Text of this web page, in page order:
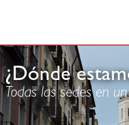
¿Dónde
Todas las sedes en